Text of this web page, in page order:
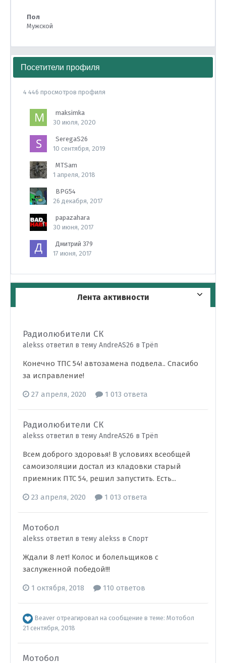
Пол
Мужской
Посетители профиля
4 446 просмотров профиля
maksimka
30 июля, 2020
SeregaS26
10 сентября, 2019
MTSam
1 апреля, 2018
BPG54
26 декабря, 2017
papazahara
30 июня, 2017
Дмитрий 379
17 июня, 2017
Лента активности
Радиолюбители СК
alekss ответил в тему AndreAS26 в Трёп
Конечно ТПС 54! автозамена подвела.. Спасибо
за исправление!
27 апреля, 2020 1 013 ответа
Радиолюбители СК
alekss ответил в тему AndreAS26 в Трёп
Всем доброго здоровья! В условиях всеобщей
самоизоляции достал из кладовки старый
приемник ПТС 54, решил запустить. Есть...
23 апреля, 2020 1 013 ответа
Мотобол
alekss ответил в тему alekss в Спорт
Ждали 8 лет! Колос и болельщиков с
заслуженной победой!!!
1 октября, 2018 110 ответов
Beaver отреагировал на сообщение в теме: Мотобол
21 сентября, 2018
Мотобол